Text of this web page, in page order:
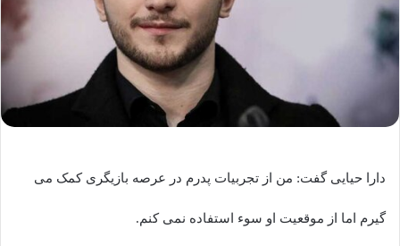
دارا حیایی گفت: من از تجربیات پدرم در عرصه بازیگری کمک می
گیرم اما از موقعیت او سوء استفاده نمی کنم.